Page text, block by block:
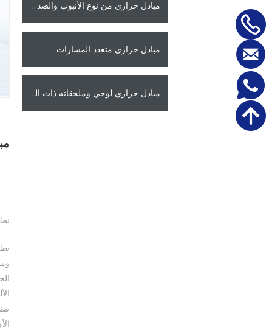
مبادل حراري من نوع الأنبوب والصدفة
مبادل حراري متعدد المسارات
مبادل حراري لوحي وملحقاته ذات الصلة